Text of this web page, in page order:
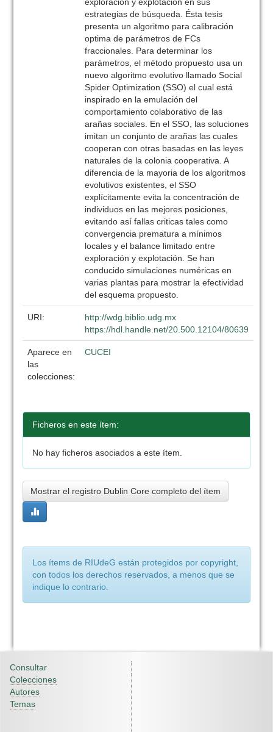
estrategias de búsqueda. Ésta tesis
presenta un algoritmo para calibración
optima de parámetros de FCs
fraccionales. Para determinar los
parámetros, el método propuesto usa un
nuevo algoritmo evolutivo llamado Social
Spider Optimization (SSO) el cual está
inspirado en la emulación del
comportamiento colaborativo de las
arañas sociales. En el SSO, las soluciones
imitan un conjunto de arañas las cuales
cooperan con otras basadas en las leyes
naturales de la colonia cooperativa. A
diferencia de la mayoria de los algoritmos
evolutivos existentes, el SSO
explícitamente evita la concentración de
individuos en las mejores posiciones,
evitando así fallas criticas tales como
convergencia prematura a mínimos
locales y el balance limitado entre
exploración y explotación. Se han
conducido simulaciones numéricas en
varias plantas para mostrar la efectividad
del esquema propuesto.
URI:
http://wdg.biblio.udg.mx
https://hdl.handle.net/20.500.12104/80639
Aparece en
las
colecciones:
CUCEI
Ficheros en este ítem:
No hay ficheros asociados a este ítem.
Mostrar el registro Dublin Core completo del ítem
Los ítems de RIUdeG están protegidos por copyright,
con todos los derechos reservados, a menos que se
indique lo contrario.
Consultar
Colecciones
Autores
Temas